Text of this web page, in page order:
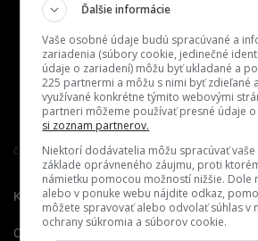
Člen združenia IAB Slovakia
Kontakt Inzercia
O nás
Ďalšie informácie
Vaše osobné údaje budú spracúvané a
zariadenia (súbory cookie, jedinečné
údaje o zariadení) môžu byť ukladané a
225 partnermi a môžu s nimi byť zdieľané
využívané konkrétne týmito webovými
partneri môžeme používať presné údaje
si zoznam partnerov.
Niektorí dodávatelia môžu spracúvať
základe oprávneného záujmu, proti
námietku pomocou možností nižšie. Dole
alebo v ponuke webu nájdite odkaz,
môžete spravovať alebo odvolať súhlas v
ochrany súkromia a súborov cookie.